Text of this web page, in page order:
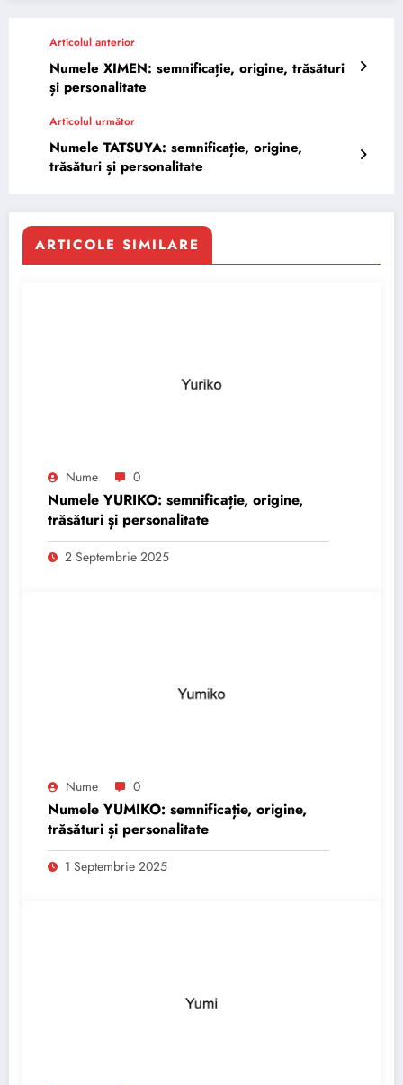
Articolul anterior
Numele XIMEN: semnificație, origine, trăsături
și personalitate
Articolul următor
Numele TATSUYA: semnificație, origine,
trăsături și personalitate
ARTICOLE SIMILARE
Nume 0
Numele YURIKO: semnificație, origine,
trăsături și personalitate
2 Septembrie 2025
Nume 0
Numele YUMIKO: semnificație, origine,
trăsături și personalitate
1 Septembrie 2025